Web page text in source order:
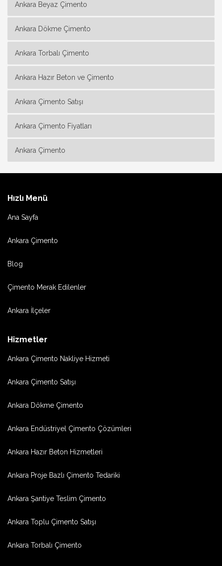
Ankara Beyaz Çimento
Ankara Dökme Çimento
Ankara Torbalı Çimento
Ankara Hazır Beton ve Çimento
Ankara Çimento Satışı
Ankara Çimento Fiyatları
Ankara Çimento
Hızlı Menü
Ana Sayfa
Ankara Çimento
Blog
Çimento Merak Edilenler
Ankara İlçeler
Hizmetler
Ankara Çimento Nakliye Hizmeti
Ankara Çimento Satışı
Ankara Dökme Çimento
Ankara Endüstriyel Çimento Çözümleri
Ankara Hazır Beton Hizmetleri
Ankara Proje Bazlı Çimento Tedariki
Ankara Şantiye Teslim Çimento
Ankara Toplu Çimento Satışı
Ankara Torbalı Çimento